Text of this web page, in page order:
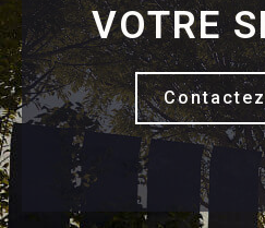
VOTRE